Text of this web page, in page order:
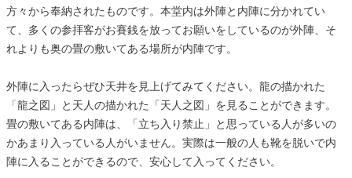
方々から奉納されたものです。本堂内は外陣と内陣に分かれてい
て、多くの参拝客がお賽銭を放ってお願いをしているのが外陣、そ
れよりも奥の畳の敷いてある場所が内陣です。
外陣に入ったらぜひ天井を見上げてみてください。龍の描かれた
「龍之図」と天人の描かれた「天人之図」を見ることができます。
畳の敷いてある内陣は、「立ち入り禁止」と思っている人が多いの
かあまり入っている人がいません。実際は一般の人も靴を脱いで内
陣に入ることができるので、安心して入ってください。